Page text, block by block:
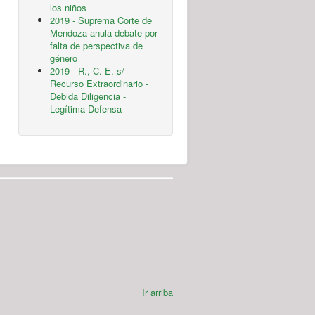
los niños
2019 - Suprema Corte de
Mendoza anula debate por
falta de perspectiva de
género
2019 - R., C. E. s/
Recurso Extraordinario -
Debida Diligencia -
Legítima Defensa
Ir arriba